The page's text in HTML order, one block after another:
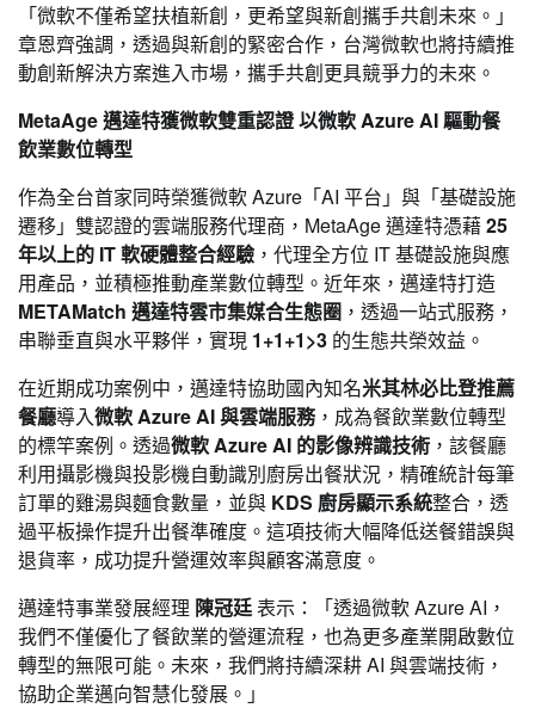
「微軟不僅希望扶植新創，更希望與新創攜手共創未來。」
章恩齊強調，透過與新創的緊密合作，台灣微軟也將持續推
動創新解決方案進入市場，攜手共創更具競爭力的未來。
MetaAge邁達特獲微軟雙重認證 以微軟 Azure AI 驅動餐
飲業數位轉型
作為全台首家同時榮獲微軟 Azure「AI 平台」與「基礎設施
遷移」雙認證的雲端服務代理商，MetaAge 邁達特憑藉25
年以上的 IT 軟硬體整合經驗 ，代理全方位 IT 基礎設施與應
用產品，並積極推動產業數位轉型。近年來，邁達特打造
METAMatch 邁達特雲市集媒合生態圈 ，透過一站式服務，
串聯垂直與水平夥伴，實現 1+1+1>3 的生態共榮效益。
在近期成功案例中，邁達特協助國內知名米其林必比登推薦
餐廳導入微軟Azure AI 與雲端服務，成為餐飲業數位轉型
的標竿案例。透過微軟Azure AI 的影像辨識技術 ，該餐廳
利用攝影機與投影機自動識別廚房出餐狀況，精確統計每筆
訂單的雞湯與麵食數量，並與 KDS 廚房顯示系統整合，透
過平板操作提升出餐準確度。這項技術大幅降低送餐錯誤與
退貨率，成功提升營運效率與顧客滿意度。
邁達特事業發展經理 陳冠廷表示：「透過微軟 Azure AI，
我們不僅優化了餐飲業的營運流程，也為更多產業開啟數位
轉型的無限可能。未來，我們將持續深耕 AI 與雲端技術，
協助企業邁向智慧化發展。」